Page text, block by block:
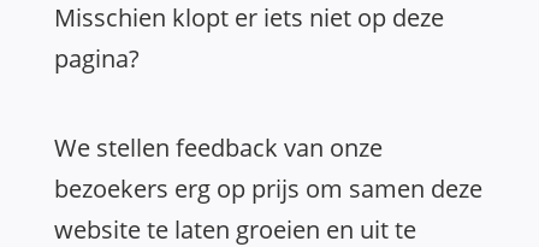
Misschien klopt er iets niet op deze
pagina?
We stellen feedback van onze
bezoekers erg op prijs om samen deze
website te laten groeien en uit te